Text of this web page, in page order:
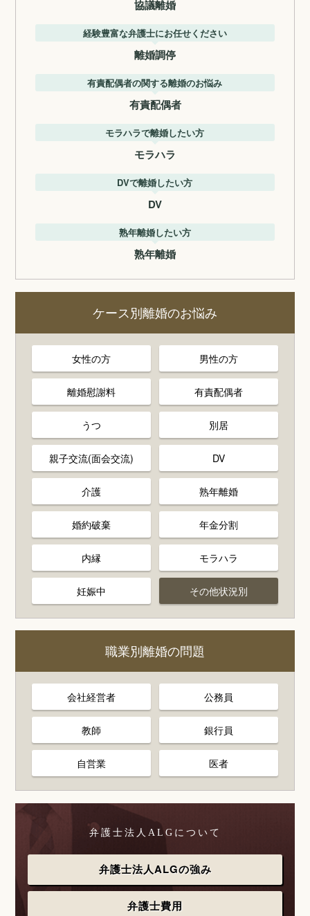
協議離婚
経験豊富な弁護士にお任せください
離婚調停
有責配偶者の関する離婚のお悩み
有責配偶者
モラハラで離婚したい方
モラハラ
DVで離婚したい方
DV
熟年離婚したい方
熟年離婚
ケース別離婚のお悩み
女性の方 男性の方
離婚慰謝料 有責配偶者
うつ 別居
親子交流(面会交流) DV
介護 熟年離婚
婚約破棄 年金分割
内縁 モラハラ
妊娠中 その他状況別
職業別離婚の問題
会社経営者 公務員
教師 銀行員
自営業 医者
弁護士法人ALGについて
弁護士法人ALGの強み
弁護士費用